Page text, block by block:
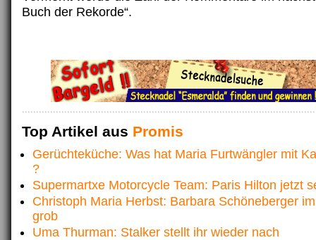
Buch der Rekorde“.
Top Artikel aus Promis
Gerüchteküche: Was hat Maria Furtwängler mit
?
Supermartxe Motorcycle Team: Paris Hilton jetzt
Christoph Maria Herbst: Barbara Schöneberger
grob
Uma Thurman: Stalker stellt ihr wieder nach